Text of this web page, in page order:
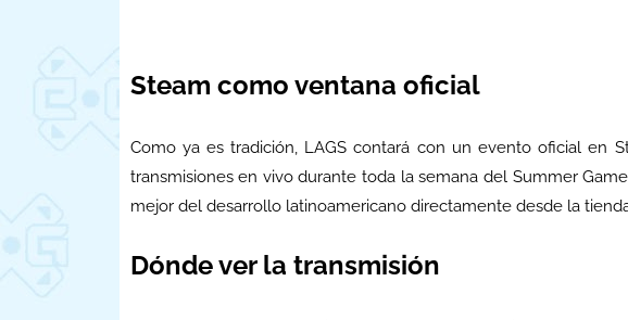
Steam como ventana oficial
Como ya es tradición, LAGS contará con un evento oficial en
transmisiones en vivo durante toda la semana del Summer
mejor del desarrollo latinoamericano directamente desde la
Dónde ver la transmisión